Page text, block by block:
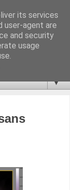
Cosmologie.
5768
▼
its services
user-agent are
and security
usage